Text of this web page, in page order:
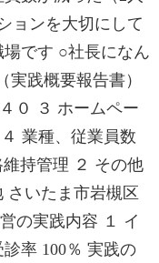
ョンを大切にして
です ○社長になん
践概要報告書）
０ ３ ホームペー
４ 業種、従業員数
持管理 ２ その他
さいたま市岩槻区
の実践内容 １ イ
率 100％ 実践の